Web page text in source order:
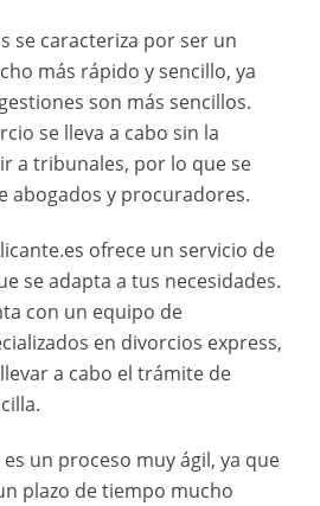
se caracteriza por ser un
más rápido y sencillo, ya
son más sencillos.
se lleva a cabo sin la
a tribunales, por lo que se
abogados y procuradores.
ofrece un servicio de
se adapta a tus necesidades.
con un equipo de
en divorcios express,
a cabo el trámite de
un proceso muy ágil, ya que
plazo de tiempo mucho